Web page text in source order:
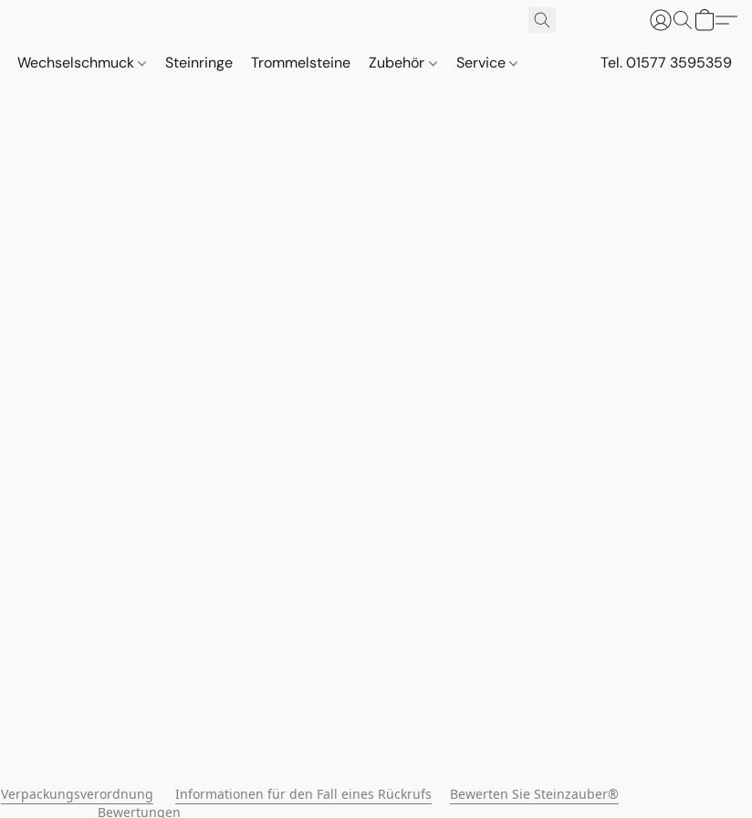
Wechselschmuck Steinringe Trommelsteine Zubehör Service Tel. 01577 3595359
Verpackungsverordnung Informationen für den Fall eines Rückrufs
Bewerten Sie Steinzauber®
Bewertungen